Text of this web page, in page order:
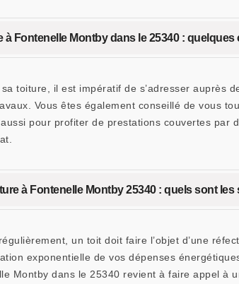
à Fontenelle Montby dans le 25340 :
toiture, il est impératif de s’adresser auprès
Vous êtes également conseillé de vous
pour profiter de prestations couvertes par
à Fontenelle Montby 25340 : quels sont
un toit doit faire l’objet d’une
exponentielle de vos dépenses
Montby dans le 25340 revient à faire appel à